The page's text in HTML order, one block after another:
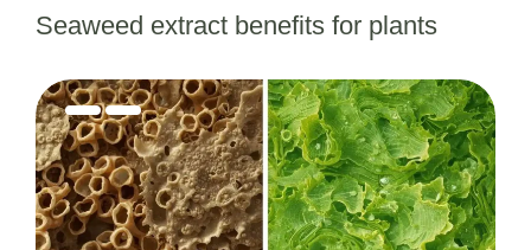
Seaweed extract benefits for plants